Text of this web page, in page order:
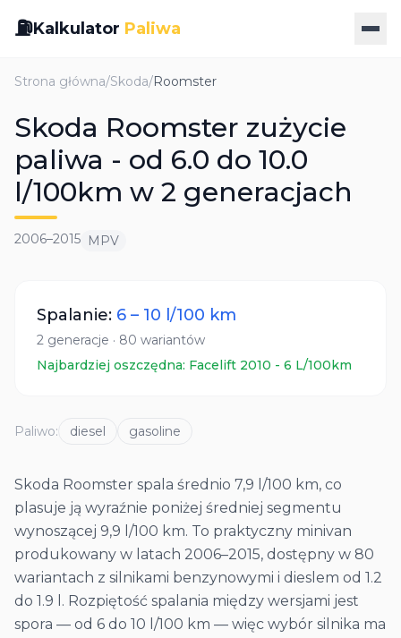
⛽Kalkulator Paliwa
Strona główna/Skoda/Roomster
Skoda Roomster zużycie
paliwa - od 6.0 do 10.0
l/100km w 2 generacjach
2006–2015 MPV
Spalanie: 6 – 10 l/100 km
2 generacje · 80 wariantów
Najbardziej oszczędna: Facelift 2010 - 6 L/100km
Paliwo: diesel gasoline
Skoda Roomster spala średnio 7,9 l/100 km, co
plasuje ją wyraźnie poniżej średniej segmentu
wynoszącej 9,9 l/100 km. To praktyczny minivan
produkowany w latach 2006–2015, dostępny w 80
wariantach z silnikami benzynowymi i dieslem od 1.2
do 1.9 l. Rozpiętość spalania między wersjami jest
spora — od 6 do 10 l/100 km — więc wybór silnika ma